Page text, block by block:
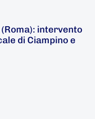
intervento
di Ciampino e